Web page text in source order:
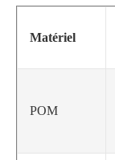
Matériel
POM